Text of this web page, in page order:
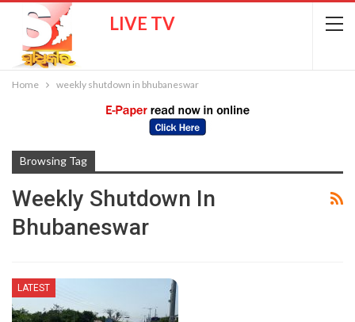
LIVE TV
Home weekly shutdown in bhubaneswar
Browsing Tag
Weekly Shutdown In
Bhubaneswar
LATEST